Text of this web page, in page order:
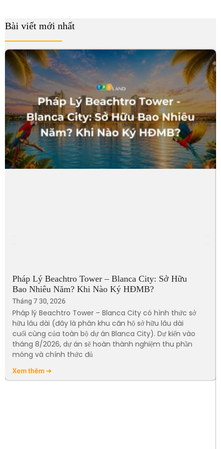
Bài viết mới nhất
Pháp Lý Beachtro Tower – Blanca City: Sở Hữu
Bao Nhiêu Năm? Khi Nào Ký HĐMB?
Tháng 7 30, 2026
Pháp lý Beachtro Tower – Blanca City có hình thức sở
hữu lâu dài (đây là phân khu căn hộ sở hữu lâu dài
cuối cùng của toàn bộ dự án Blanca City). Dự kiến vào
tháng 8/2026, dự án sẽ hoàn thành nghiệm thu phần
móng và chính thức đủ
Xem thêm ➔